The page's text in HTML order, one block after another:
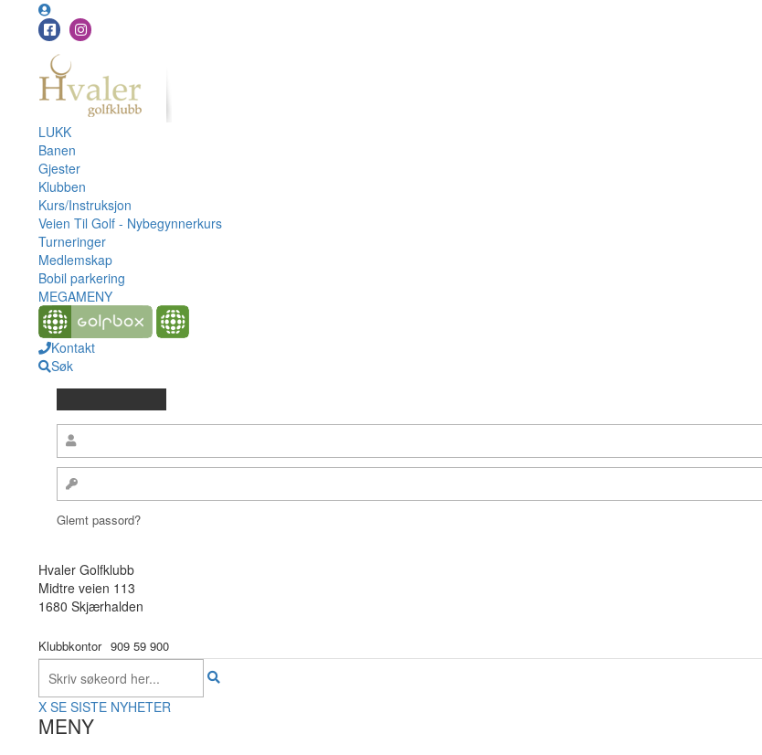
LUKK
Banen
Gjester
Klubben
Kurs/Instruksjon
Veien Til Golf - Nybegynnerkurs
Turneringer
Medlemskap
Bobil parkering
MEGAMENY
Kontakt
Søk
Glemt passord?
Hvaler Golfklubb
Midtre veien 113
1680 Skjærhalden
Klubbkontor 909 59 900
X SE SISTE NYHETER
MENY